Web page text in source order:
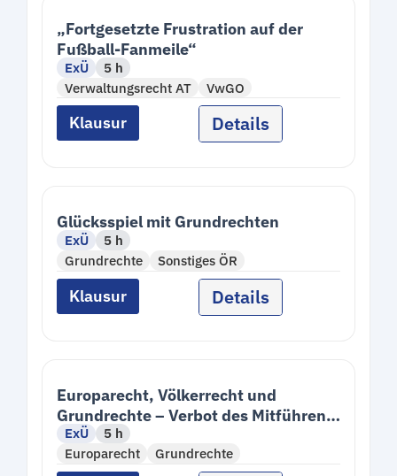
„Fortgesetzte Frustration auf der
Fußball-Fanmeile“
ExÜ
5 h
Verwaltungsrecht AT
VwGO
Klausur Details
Glücksspiel mit Grundrechten
ExÜ
5 h
Grundrechte
Sonstiges ÖR
Klausur Details
Europarecht, Völkerrecht und
Grundrechte – Verbot des Mitführens
eines Blindenführhundes
ExÜ
5 h
Europarecht
Grundrechte